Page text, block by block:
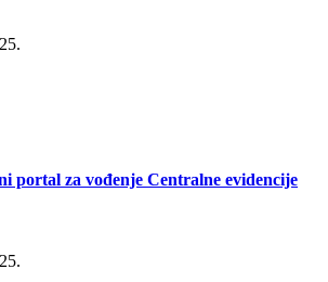
portal za vođenje Centralne evidencije